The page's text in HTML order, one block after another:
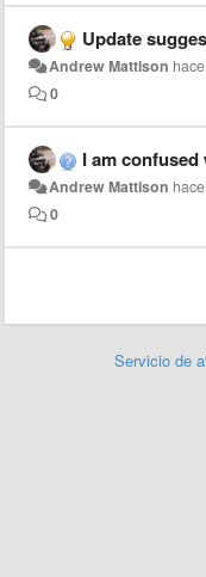
Update
Andrew Mattison
0
I am confused
Andrew Mattison
0
Servicio de